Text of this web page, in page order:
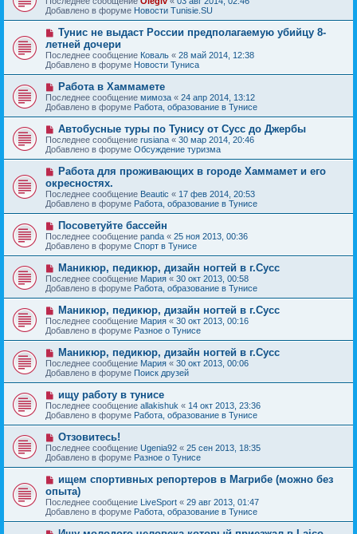
и
е
о
о
б
щ
е
н
и
е
в
о
е
о
о
б
щ
е
н
и
е
Добавлено в форуме Новости Tunisie.SU
Н
в
о
е
с
о
б
щ
н
и
е
Тунис не выдаст России предполагаемую убийцу 8-
летней дочери
Последнее сообщение Коваль « 28 май 2014, 12:38
Добавлено в форуме Новости Туниса
Н
о
в
о
с
о
о
б
щ
е
н
и
е
Работа в Хаммамете
Последнее сообщение мимоза « 24 апр 2014, 13:12
Добавлено в форуме Работа, образование в Тунисе
Н
о
в
о
е
с
о
о
б
щ
е
н
и
е
Автобусные туры по Тунису от Сусс до Джербы
Последнее сообщение rusiana « 30 мар 2014, 20:46
Добавлено в форуме Обсуждение туризма
Н
в
о
е
с
о
б
щ
е
н
и
е
Работа для проживающих в городе Хаммамет и его
окресностях.
Последнее сообщение Beautic « 17 фев 2014, 20:53
Добавлено в форуме Работа, образование в Тунисе
Н
о
в
о
е
с
о
о
б
щ
е
н
и
е
Посоветуйте бассейн
Последнее сообщение panda « 25 ноя 2013, 00:36
Добавлено в форуме Спорт в Тунисе
Н
о
в
о
е
с
о
о
б
щ
е
н
и
Маникюр, педикюр, дизайн ногтей в г.Сусс
Последнее сообщение Мария « 30 окт 2013, 00:58
Добавлено в форуме Работа, образование в Тунисе
Н
о
в
о
е
с
о
о
б
щ
е
н
и
е
Маникюр, педикюр, дизайн ногтей в г.Сусс
Последнее сообщение Мария « 30 окт 2013, 00:16
Добавлено в форуме Разное о Тунисе
Н
о
в
о
с
о
о
б
щ
е
н
и
Маникюр, педикюр, дизайн ногтей в г.Сусс
Последнее сообщение Мария « 30 окт 2013, 00:06
Добавлено в форуме Поиск друзей
Н
о
в
о
с
о
о
б
щ
е
н
и
е
ищу работу в тунисе
Последнее сообщение allakishuk « 14 окт 2013, 23:36
Добавлено в форуме Работа, образование в Тунисе
Н
о
в
о
с
о
о
б
щ
е
Отзовитесь!
Последнее сообщение Ugenia92 « 25 сен 2013, 18:35
Добавлено в форуме Разное о Тунисе
Н
в
о
е
с
ищем спортивных репортеров в Магрибе (можно без
опыта)
Последнее сообщение LiveSport « 29 авг 2013, 01:47
Добавлено в форуме Работа, образование в Тунисе
Н